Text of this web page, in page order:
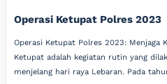
Operasi Ketupat Polres 2023
Operasi Ketupat Polres 2023: Menjaga
Ketupat adalah kegiatan rutin yang
menjelang hari raya Lebaran. Pada